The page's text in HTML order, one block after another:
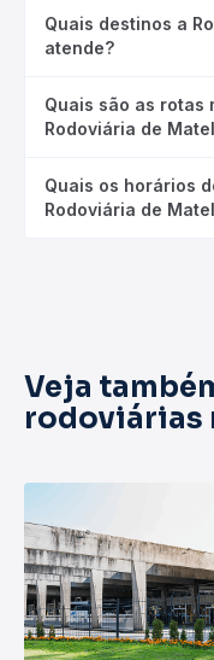
Quais destinos a
atende?
Quais são as rotas
Rodoviária de
Quais os horários
Rodoviária de
Veja
rodoviárias